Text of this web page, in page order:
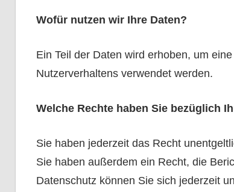
Wofür nutzen wir Ihre Daten?
Ein Teil der Daten wird erhoben, um
Nutzerverhaltens verwendet werden.
Welche Rechte haben Sie bezüglich
Sie haben jederzeit das Recht
Sie haben außerdem ein Recht, die
Datenschutz können Sie sich jederzeit